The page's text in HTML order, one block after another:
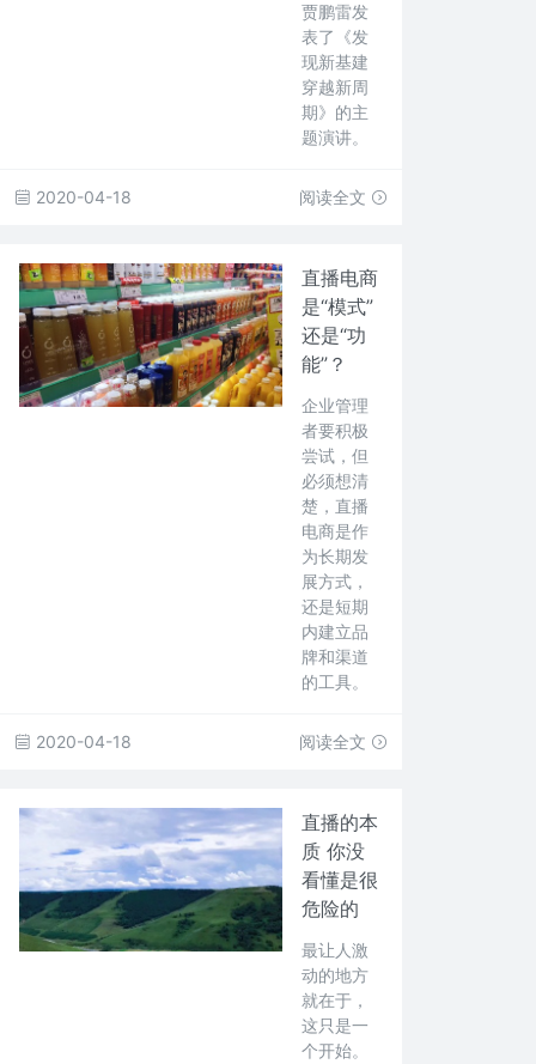
贾鹏雷发
表了《发
现新基建
穿越新周
期》的主
题演讲。
2020-04-18 阅读全文
直播电商
是“模式”
还是“功
能”？
企业管理
者要积极
尝试，但
必须想清
楚，直播
电商是作
为长期发
展方式，
还是短期
内建立品
牌和渠道
的工具。
2020-04-18 阅读全文
直播的本
质 你没
看懂是很
危险的
最让人激
动的地方
就在于，
这只是一
个开始。